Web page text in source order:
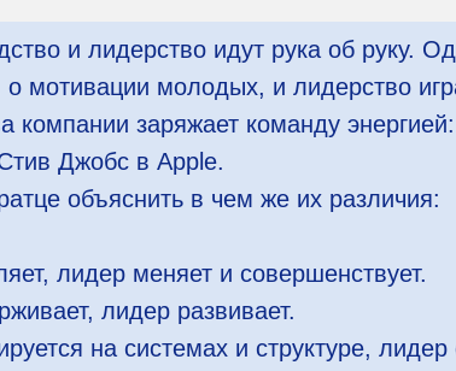
и лидерство идут рука об руку.
о мотивации молодых, и лидерство
компании заряжает команду
Джобс в Apple.
объяснить в чем же их различия:
лидер меняет и совершенствует.
лидер развивает.
на системах и структуре,